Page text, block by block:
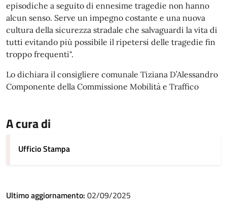
episodiche a seguito di ennesime tragedie non hanno
alcun senso. Serve un impegno costante e una nuova
cultura della sicurezza stradale che salvaguardi la vita di
tutti evitando più possibile il ripetersi delle tragedie fin
troppo frequenti".
Lo dichiara il consigliere comunale Tiziana D’Alessandro
Componente della Commissione Mobilità e Traffico
A cura di
Ufficio Stampa
Ultimo aggiornamento: 02/09/2025